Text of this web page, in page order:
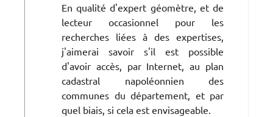
En qualité d'expert géomètre, et de
lecteur occasionnel pour les
recherches liées à des expertises,
j'aimerai savoir s'il est possible
d'avoir accès, par Internet, au plan
cadastral napoléonnien des
communes du département, et par
quel biais, si cela est envisageable.